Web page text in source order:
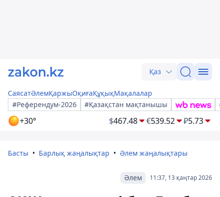
Қаз
СаясатӘлемҚаржыОқиғаҚұқықМақалалар
#Референдум-2026
#Қазақстан мақтанышы
+30° $467.48 €539.52 ₽5.73
Басты Барлық жаңалықтар Әлем жаңалықтары
11:37, 13 қаңтар 2026
Әлем